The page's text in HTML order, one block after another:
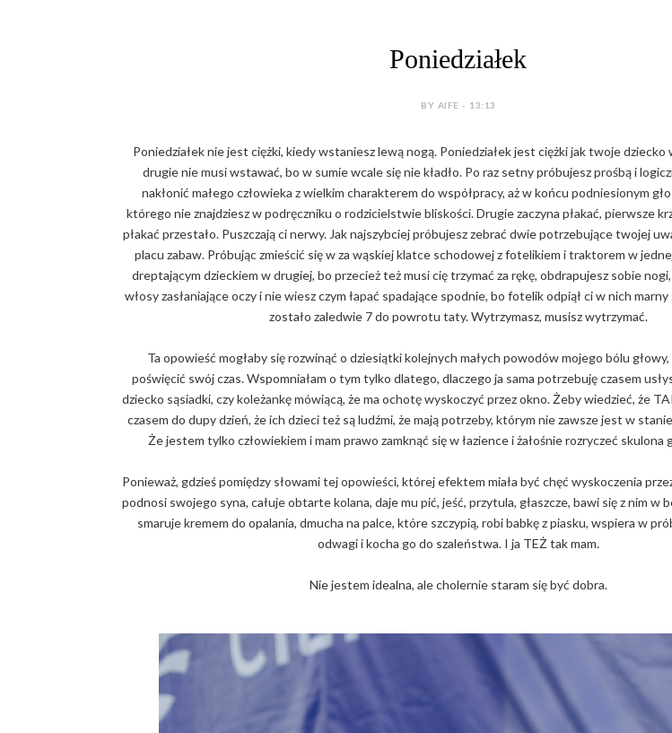
Poniedziałek
BY AIFE - 13:13
Poniedziałek nie jest ciężki, kiedy wstaniesz lewą nogą. Poniedziałek jest ciężki jak twoje dziecko
drugie nie musi wstawać, bo w sumie wcale się nie kładło. Po raz setny próbujesz prośbą i
nakłonić małego człowieka z wielkim charakterem do współpracy, aż w końcu podniesionym
którego nie znajdziesz w podręczniku o rodzicielstwie bliskości. Drugie zaczyna płakać, pierwsze
płakać przestało. Puszczają ci nerwy. Jak najszybciej próbujesz zebrać dwie potrzebujące twojej
placu zabaw. Próbując zmieścić się w za wąskiej klatce schodowej z fotelikiem i traktorem w
dreptającym dzieckiem w drugiej, bo przecież też musi cię trzymać za rękę, obdrapujesz sobie
włosy zasłaniające oczy i nie wiesz czym łapać spadające spodnie, bo fotelik odpiął ci w nich marny
zostało zaledwie 7 do powrotu taty. Wytrzymasz, musisz wytrzymać.
Ta opowieść mogłaby się rozwinąć o dziesiątki kolejnych małych powodów mojego bólu
poświęcić swój czas. Wspomniałam o tym tylko dlatego, dlaczego ja sama potrzebuję czasem
dziecko sąsiadki, czy koleżankę mówiącą, że ma ochotę wyskoczyć przez okno. Żeby wiedzieć, że
czasem do dupy dzień, że ich dzieci też są ludźmi, że mają potrzeby, którym nie zawsze jest w
Że jestem tylko człowiekiem i mam prawo zamknąć się w łazience i żałośnie rozryczeć skulona
Ponieważ, gdzieś pomiędzy słowami tej opowieści, której efektem miała być chęć wyskoczenia
podnosi swojego syna, całuje obtarte kolana, daje mu pić, jeść, przytula, głaszcze, bawi się z nim w
smaruje kremem do opalania, dmucha na palce, które szczypią, robi babkę z piasku, wspiera w
odwagi i kocha go do szaleństwa. I ja TEŻ tak mam.
Nie jestem idealna, ale cholernie staram się być dobra.